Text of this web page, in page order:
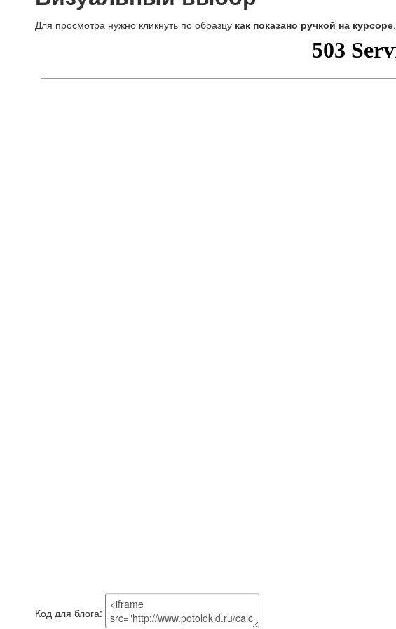
Для просмотра нужно кликнуть по образцу как показано ручкой на курсоре.
Код для блога: